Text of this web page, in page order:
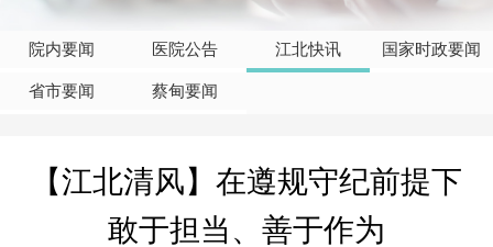
院内要闻 医院公告 江北快讯 国家时政要闻
省市要闻 蔡甸要闻
【江北清风】在遵规守纪前提下
敢于担当、善于作为